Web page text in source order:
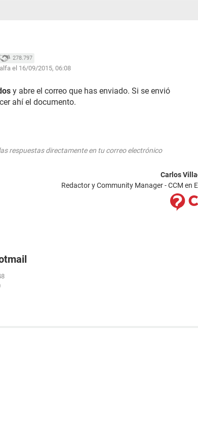
278.797
el 16/09/2015, 06:08
y abre el correo que has enviado. Si se envió
ahí el documento.
respuestas directamente en tu correo electrónico
Carlos
Redactor y Community Manager - CCM en